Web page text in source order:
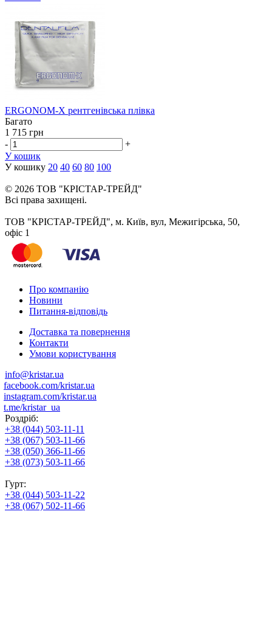
ERGONOM-X рентгенівська плівка
Багато
1 715 грн
-
+
У кошик
У кошику 20 40 60 80 100
© 2026 ТОВ "КРІСТАР-ТРЕЙД"
Всі права захищені.
ТОВ "КРІСТАР-ТРЕЙД", м. Київ, вул, Межигірська, 50,
офіс 1
Про компанію
Новини
Питання-відповідь
Доставка та повернення
Контакти
Умови користування
info@kristar.ua
facebook.com/kristar.ua
instagram.com/kristar.ua
t.me/kristar_ua
Роздріб:
+38 (044) 503-11-11
+38 (067) 503-11-66
+38 (050) 366-11-66
+38 (073) 503-11-66
Гурт:
+38 (044) 503-11-22
+38 (067) 502-11-66